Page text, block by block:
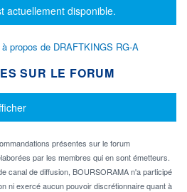
actuellement disponible.
propos de DRAFTKINGS RG-A
SUR LE FORUM
présentes sur le forum
par les membres qui en sont émetteurs.
canal de diffusion, BOURSORAMA n'a participé
ni exercé aucun pouvoir discrétionnaire quant à